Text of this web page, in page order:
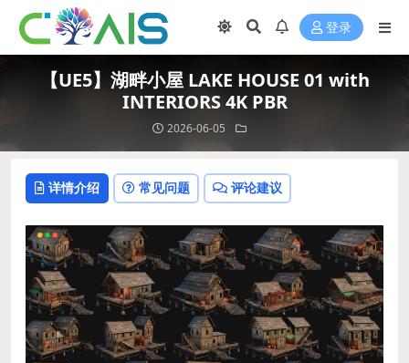
登录
【UE5】湖畔小屋 LAKE HOUSE 01 with
INTERIORS 4K PBR
2026-06-05
详情介绍 常见问题 评论建议